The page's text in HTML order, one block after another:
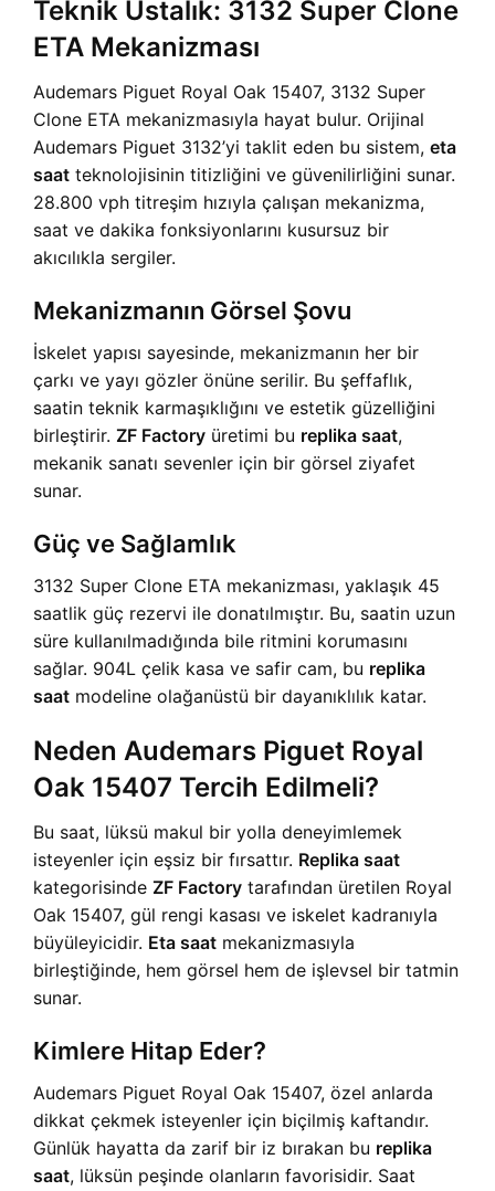
Teknik Ustalık: 3132 Super Clone
ETA Mekanizması
Audemars Piguet Royal Oak 15407, 3132 Super
Clone ETA mekanizmasıyla hayat bulur. Orijinal
Audemars Piguet 3132’yi taklit eden bu sistem, eta
saat teknolojisinin titizliğini ve güvenilirliğini sunar.
28.800 vph titreşim hızıyla çalışan mekanizma,
saat ve dakika fonksiyonlarını kusursuz bir
akıcılıkla sergiler.
Mekanizmanın Görsel Şovu
İskelet yapısı sayesinde, mekanizmanın her bir
çarkı ve yayı gözler önüne serilir. Bu şeffaflık,
saatin teknik karmaşıklığını ve estetik güzelliğini
birleştirir. ZF Factory üretimi bu replika saat,
mekanik sanatı sevenler için bir görsel ziyafet
sunar.
Güç ve Sağlamlık
3132 Super Clone ETA mekanizması, yaklaşık 45
saatlik güç rezervi ile donatılmıştır. Bu, saatin uzun
süre kullanılmadığında bile ritmini korumasını
sağlar. 904L çelik kasa ve safir cam, bu replika
saat modeline olağanüstü bir dayanıklılık katar.
Neden Audemars Piguet Royal
Oak 15407 Tercih Edilmeli?
Bu saat, lüksü makul bir yolla deneyimlemek
isteyenler için eşsiz bir fırsattır. Replika saat
kategorisinde ZF Factory tarafından üretilen Royal
Oak 15407, gül rengi kasası ve iskelet kadranıyla
büyüleyicidir. Eta saat mekanizmasıyla
birleştiğinde, hem görsel hem de işlevsel bir tatmin
sunar.
Kimlere Hitap Eder?
Audemars Piguet Royal Oak 15407, özel anlarda
dikkat çekmek isteyenler için biçilmiş kaftandır.
Günlük hayatta da zarif bir iz bırakan bu replika
saat, lüksün peşinde olanların favorisidir. Saat